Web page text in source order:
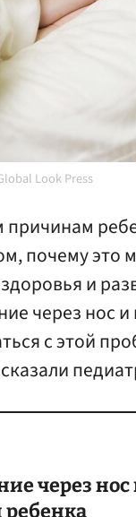
Look Press
причинам
почему это
и
через нос и
с этой
через
ребенка